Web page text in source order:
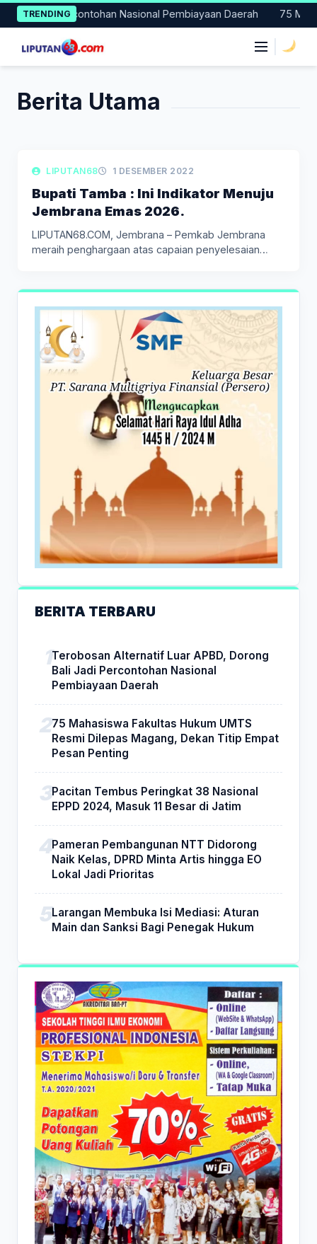
Skip
to
content
TRENDING
Jadi Percontohan Nasional Pembiayaan Daerah 75
Berita Utama
LIPUTAN BERITA
LIPUTAN68 1 DESEMBER 2022
Bupati Tamba : Ini Indikator Menuju
Jembrana Emas 2026.
LIPUTAN68.COM, Jembrana – Pemkab Jembrana
meraih penghargaan atas capaian penyelesaian
BERITA TERBARU
Terobosan Alternatif Luar APBD, Dorong
Bali Jadi Percontohan Nasional
Pembiayaan Daerah
75 Mahasiswa Fakultas Hukum UMTS
Resmi Dilepas Magang, Dekan Titip Empat
Pesan Penting
Pacitan Tembus Peringkat 38 Nasional
EPPD 2024, Masuk 11 Besar di Jatim
Pameran Pembangunan NTT Didorong
Naik Kelas, DPRD Minta Artis hingga EO
Lokal Jadi Prioritas
Larangan Membuka Isi Mediasi: Aturan
Main dan Sanksi Bagi Penegak Hukum